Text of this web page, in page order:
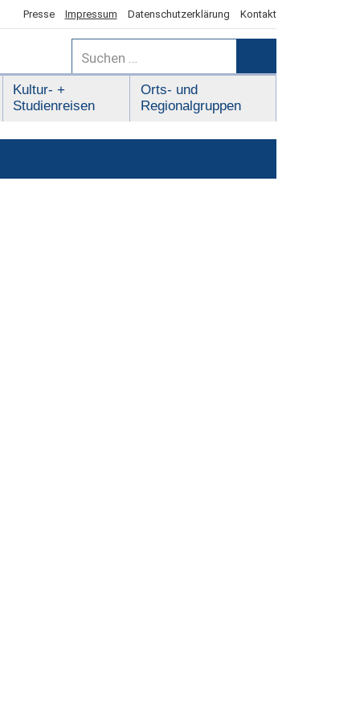
Presse Impressum Datenschutzerklärung Kontakt
Suchen
nach:
Kultur- +
Studienreisen
Orts- und
Regionalgruppen